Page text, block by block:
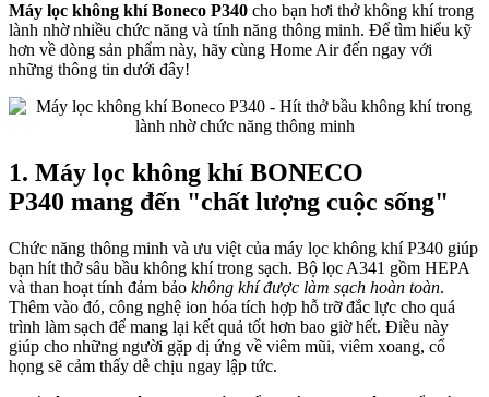
Máy lọc không khí Boneco P340 cho bạn hơi thở không khí trong
lành nhờ nhiều chức năng và tính năng thông minh. Để tìm hiểu kỹ
hơn về dòng sản phẩm này, hãy cùng Home Air đến ngay với
những thông tin dưới đây!
1. Máy lọc không khí BONECO
P340 mang đến "chất lượng cuộc sống"
Chức năng thông minh và ưu việt của máy lọc không khí P340 giúp
bạn hít thở sâu bầu không khí trong sạch. Bộ lọc A341 gồm HEPA
và than hoạt tính đảm bảo không khí được làm sạch hoàn toàn.
Thêm vào đó, công nghệ ion hóa tích hợp hỗ trỡ đắc lực cho quá
trình làm sạch để mang lại kết quả tốt hơn bao giờ hết. Điều này
giúp cho những người gặp dị ứng về viêm mũi, viêm xoang, cổ
họng sẽ cảm thấy dễ chịu ngay lập tức.